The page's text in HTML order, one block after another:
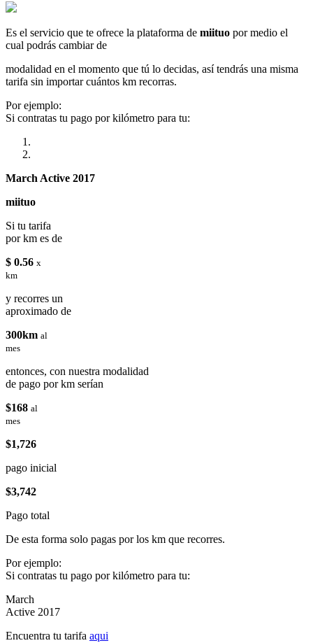
Es el servicio que te ofrece la plataforma de miituo por medio el
cual podrás cambiar de
modalidad en el momento que tú lo decidas, así tendrás una misma
tarifa sin importar cuántos km recorras.
Por ejemplo:
Si contratas tu pago por kilómetro para tu:
March Active 2017
miituo
Si tu tarifa
por km es de
$ 0.56 x
km
y recorres un
aproximado de
300km al
mes
entonces, con nuestra modalidad
de pago por km serían
$168 al
mes
$1,726
pago inicial
$3,742
Pago total
De esta forma solo pagas por los km que recorres.
Por ejemplo:
Si contratas tu pago por kilómetro para tu:
March
Active 2017
Encuentra tu tarifa aqui